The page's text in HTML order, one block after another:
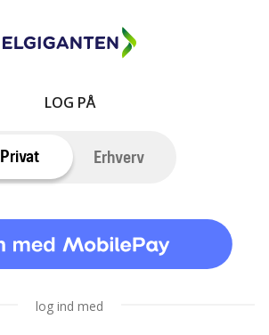
LOG PÅ
Privat Erhverv
log ind med